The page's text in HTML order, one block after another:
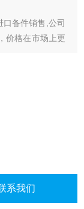
口备件销售,公司
价格在市场上更
务关系，使我
系我们